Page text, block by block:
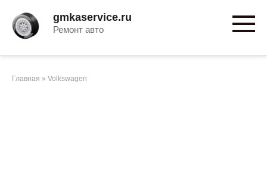
контенту
gmkaservice.ru
Ремонт авто
Главная » Volkswagen